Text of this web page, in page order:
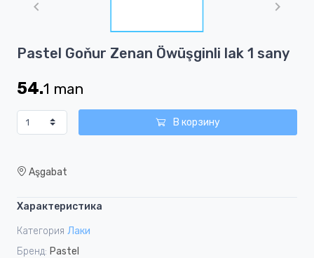
1
1
Pastel Goňur Zenan Öwüşginli lak 1 sany
54.1 man
В корзину
Aşgabat
Характеристика
Категория Лаки
Бренд: Pastel